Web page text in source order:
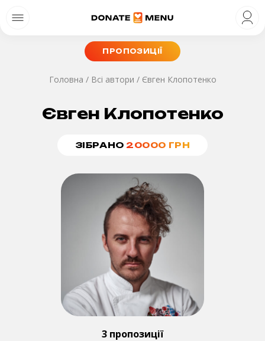
ПРОПОЗИЦІЇ
Головна / Всі автори / Євген Клопотенко
Євген Клопотенко
ЗІБРАНО 20000 ГРН
3 пропозиції